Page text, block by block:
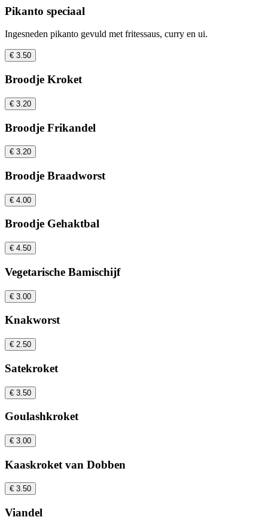
Pikanto speciaal
Ingesneden pikanto gevuld met fritessaus, curry en ui.
€ 3.50
Broodje Kroket
€ 3.20
Broodje Frikandel
€ 3.20
Broodje Braadworst
€ 4.00
Broodje Gehaktbal
€ 4.50
Vegetarische Bamischijf
€ 3.00
Knakworst
€ 2.50
Satekroket
€ 3.50
Goulashkroket
€ 3.00
Kaaskroket van Dobben
€ 3.50
Viandel